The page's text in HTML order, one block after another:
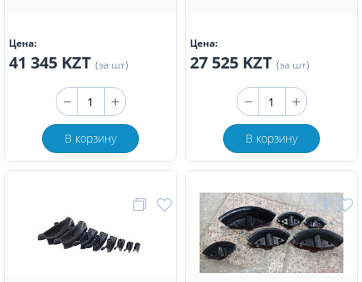
Цена:
41 345 KZT (за шт)
В корзину
Цена:
27 525 KZT (за шт)
В корзину